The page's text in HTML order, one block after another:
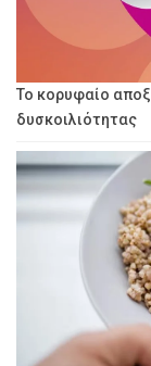
Το κορυφαίο
δυσκοιλιότητας